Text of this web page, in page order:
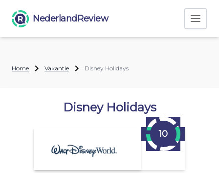
NederlandReview
Home Vakantie Disney Holidays
Disney Holidays
10